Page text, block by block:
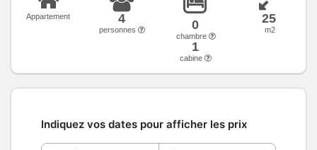
Appartement 4
personnes 0
chambre
1
cabine
25
m2
Indiquez vos dates pour afficher les prix